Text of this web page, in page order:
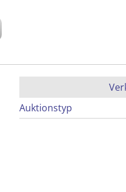
Auktionstyp